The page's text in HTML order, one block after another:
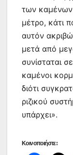
των καμένων
μέτρο, κάτι
αυτόν
μετά από
συνίσταται
καμένοι
διότι
ριζικού
υπάρχει».
Κοινοποιήστε: